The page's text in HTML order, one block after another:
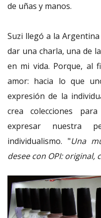
de uñas y manos.
Suzi llegó a la
dar una charla, una de
en mi vida. Porque, al
amor: hacia lo que
expresión de la
crea colecciones
expresar nuestra
individualismo. "Una
desee con OPI: original,